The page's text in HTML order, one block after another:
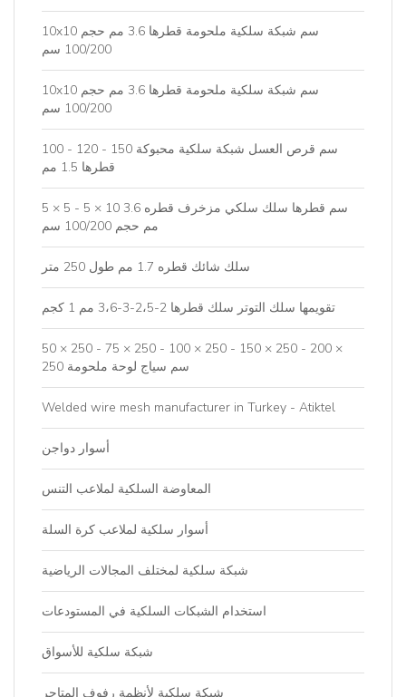
10x10 سم شبكة سلكية ملحومة قطرها 3.6 مم حجم
100/200 سم
10x10 سم شبكة سلكية ملحومة قطرها 3.6 مم حجم
100/200 سم
100 - 120 - 150 سم قرص العسل شبكة سلكية محبوكة
قطرها 1.5 مم
5 × 5 - 5 × 10 سم قطرها سلك سلكي مزخرف قطره 3.6
مم حجم 100/200 سم
سلك شائك قطره 1.7 مم طول 250 متر
تقويمها سلك التوتر سلك قطرها 2-2،5-3-3،6 مم 1 كجم
50 × 250 - 75 × 250 - 100 × 250 - 150 × 250 - 200 ×
250 سم سياج لوحة ملحومة
Welded wire mesh manufacturer in Turkey - Atiktel
أسوار دواجن
المعاوضة السلكية لملاعب التنس
أسوار سلكية لملاعب كرة السلة
شبكة سلكية لمختلف المجالات الرياضية
استخدام الشبكات السلكية في المستودعات
شبكة سلكية للأسواق
شبكة سلكية لأنظمة رفوف المتاجر